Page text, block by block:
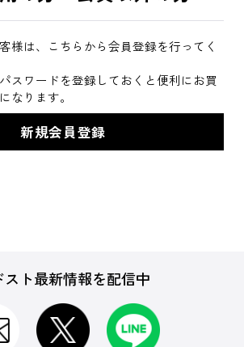
様は、こちらから会員登録を行ってく
スワードを登録しておくと便利にお買
なります。
スト最新情報を配信中